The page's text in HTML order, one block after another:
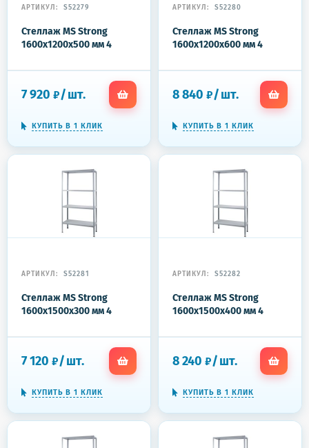
АРТИКУЛ: S52279
Стеллаж MS Strong
1600x1200x500 мм 4
7 920 ₽/шт.
КУПИТЬ В 1 КЛИК
АРТИКУЛ: S52280
Стеллаж MS Strong
1600x1200x600 мм 4
8 840 ₽/шт.
КУПИТЬ В 1 КЛИК
АРТИКУЛ: S52281
Стеллаж MS Strong
1600x1500x300 мм 4
7 120 ₽/шт.
КУПИТЬ В 1 КЛИК
АРТИКУЛ: S52282
Стеллаж MS Strong
1600x1500x400 мм 4
8 240 ₽/шт.
КУПИТЬ В 1 КЛИК